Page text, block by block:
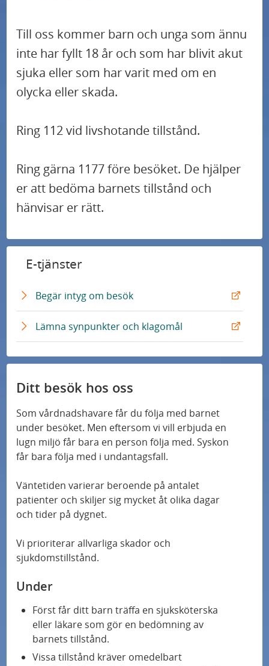
Till oss kommer barn och unga som ännu
inte har fyllt 18 år och som har blivit akut
sjuka eller som har varit med om en
olycka eller skada.
Ring 112 vid livshotande tillstånd.
Ring gärna 1177 före besöket. De hjälper
er att bedöma barnets tillstånd och
hänvisar er rätt.
E-tjänster
Begär intyg om besökE
x
t
e
n
n
k
Lämna synpunkter och klagomål
x
t
L
ä
n
Ditt besök hos oss
Som vårdnadshavare får du följa med barnet
under besöket. Men eftersom vi vill erbjuda en
lugn miljö får bara en person följa med. Syskon
får bara följa med i undantagsfall.
Väntetiden varierar beroende på antalet
patienter och skiljer sig mycket åt olika dagar
och tider på dygnet.
Vi prioriterar allvarliga skador och
sjukdomstillstånd.
Under
Först får ditt barn träffa en sjuksköterska
eller läkare som gör en bedömning av
barnets tillstånd.
Vissa tillstånd kräver omedelbart